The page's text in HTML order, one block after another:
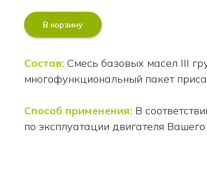
В корзину
Состав: Смесь базовых масел III
многофункциональный пакет
Способ применения: В
по эксплуатации двигателя